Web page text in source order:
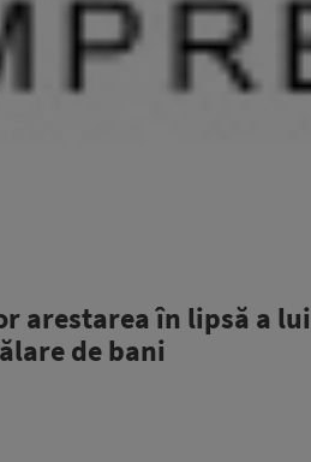
arestarea în lipsă a
de bani